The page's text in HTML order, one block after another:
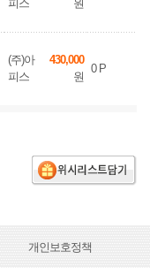
피스
원
(주)아
피스
430,000
원
0P
개인보호정책